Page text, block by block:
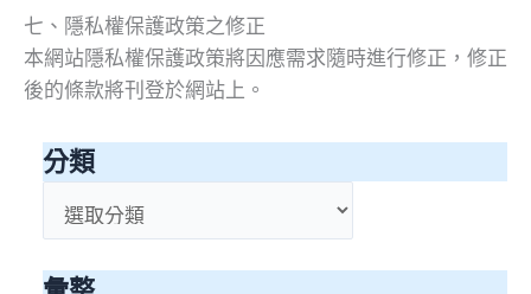
七、隱私權保護政策之修正
本網站隱私權保護政策將因應需求隨時進行修正，修正
後的條款將刊登於網站上。
分類
類